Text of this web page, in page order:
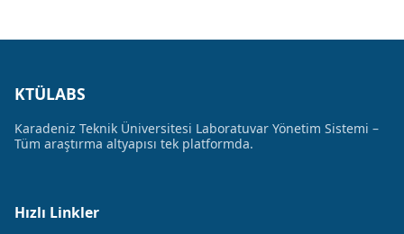
KTÜLABS
Karadeniz Teknik Üniversitesi Laboratuvar Yönetim Sistemi –
Tüm araştırma altyapısı tek platformda.
Hızlı Linkler